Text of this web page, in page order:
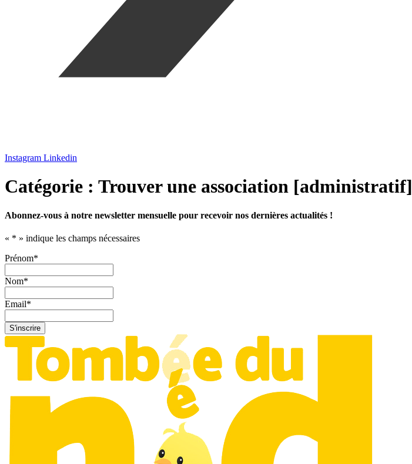
Instagram Linkedin
Catégorie : Trouver une association [administratif]
Abonnez-vous à notre newsletter mensuelle pour recevoir nos dernières actualités !
« * » indique les champs nécessaires
Prénom*
Nom*
Email*